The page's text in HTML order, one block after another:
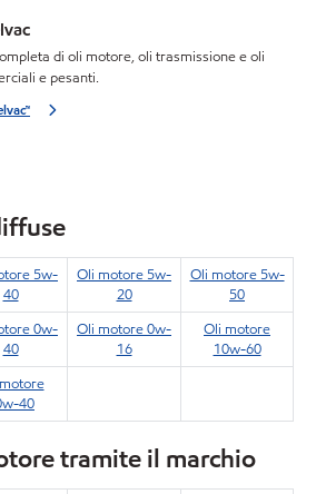
di oli motore, oli trasmissione e oli
e pesanti.
5w-
40
Oli motore 5w-
20
Oli motore 5w-
50
0w-
40
Oli motore 0w-
16
Oli motore
10w-60
40
tramite il marchio